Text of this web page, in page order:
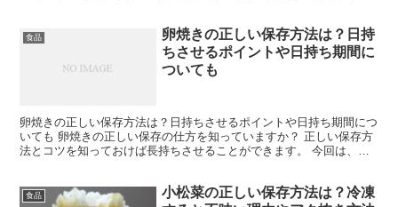
食品
卵焼きの正しい保存方法は？日持
ちさせるポイントや日持ち期間に
ついても
卵焼きの正しい保存方法は？日持ちさせるポイントや日持ち期間につ
いても 卵焼きの正しい保存の仕方を知っていますか？ 正しい保存方
法とコツを知っておけば長持ちさせることができます。 今回は、卵
食品
小松菜の正しい保存方法は？冷凍